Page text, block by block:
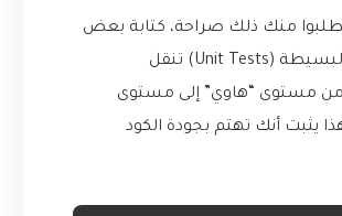
منك ذلك صراحة، كتابة بعض
الاختبارات البسيطة (Unit Tests) تنقل
مستوى “هاوي” إلى مستوى
يثبت أنك تهتم بجودة الكود